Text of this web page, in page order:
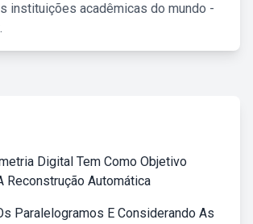
instituições acadêmicas do mundo -
Digital Tem Como Objetivo
Reconstrução Automática
Paralelogramos E Considerando As